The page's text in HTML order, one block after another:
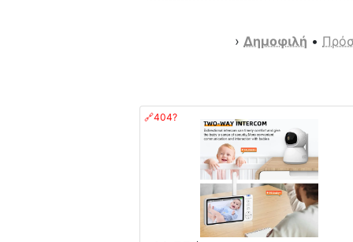
› Δημοφιλή •
🔗404?